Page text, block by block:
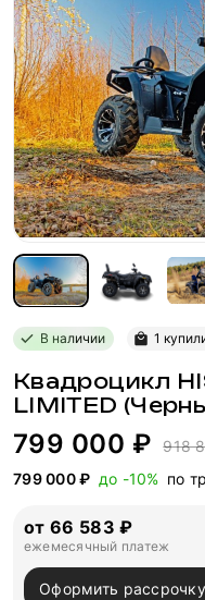
В наличии 1
Квадроцикл
LIMITED
799 000 ₽ 918
799 000 ₽ до -10% по
от 66 583 ₽
ежемесячный платеж
Оформить рассрочку